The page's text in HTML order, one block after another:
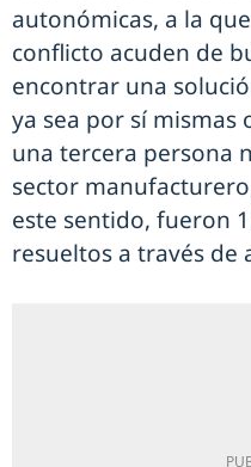
autonómicas, a la
conflicto acuden de
encontrar una
ya sea por sí mismas
una tercera persona
sector
este sentido, fueron
resueltos a través de